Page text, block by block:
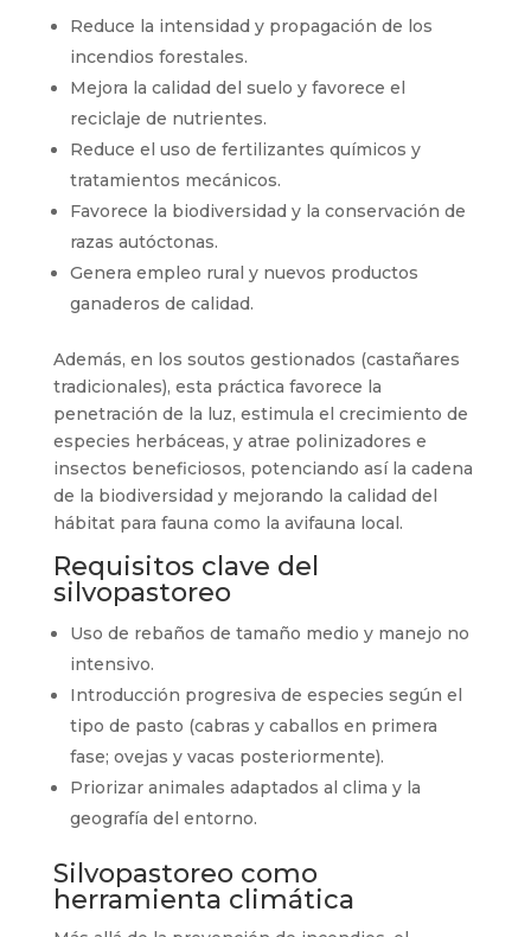
Reduce la intensidad y propagación de los
incendios forestales.
Mejora la calidad del suelo y favorece el
reciclaje de nutrientes.
Reduce el uso de fertilizantes químicos y
tratamientos mecánicos.
Favorece la biodiversidad y la conservación de
razas autóctonas.
Genera empleo rural y nuevos productos
ganaderos de calidad.
Además, en los soutos gestionados (castañares
tradicionales), esta práctica favorece la
penetración de la luz, estimula el crecimiento de
especies herbáceas, y atrae polinizadores e
insectos beneficiosos, potenciando así la cadena
de la biodiversidad y mejorando la calidad del
hábitat para fauna como la avifauna local.
Requisitos clave del
silvopastoreo
Uso de rebaños de tamaño medio y manejo no
intensivo.
Introducción progresiva de especies según el
tipo de pasto (cabras y caballos en primera
fase; ovejas y vacas posteriormente).
Priorizar animales adaptados al clima y la
geografía del entorno.
Silvopastoreo como
herramienta climática